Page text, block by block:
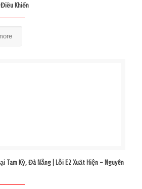
Điều Khiển
Tam Kỳ, Đà Nẵng | Lỗi E2 Xuất Hiện – Nguyên